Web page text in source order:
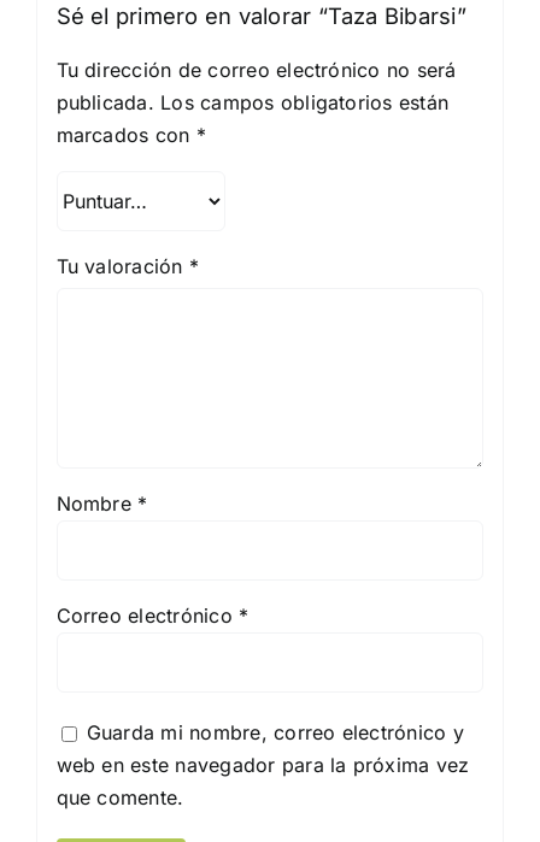
Sé el primero en valorar “Taza Bibarsi”
Tu dirección de correo electrónico no será
publicada. Los campos obligatorios están
marcados con *
Tu valoración *
Nombre *
Correo electrónico *
Guarda mi nombre, correo electrónico y
web en este navegador para la próxima vez
que comente.